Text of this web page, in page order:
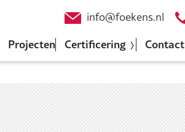
info@foekens.nl
Projecten Certificering Contact